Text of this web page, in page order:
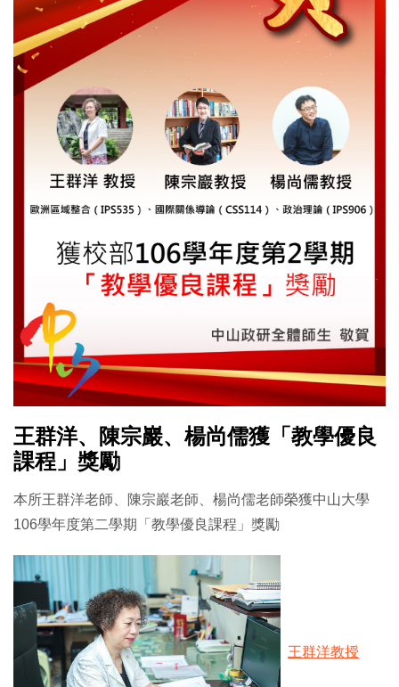
王群洋、陳宗巖、楊尚儒獲「教學優良
課程」獎勵
本所王群洋老師、陳宗巖老師、楊尚儒老師榮獲中山大學
106學年度第二學期「教學優良課程」獎勵
王群洋教授